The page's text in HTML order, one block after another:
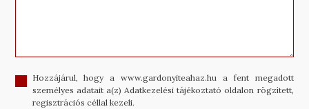
Hozzájárul, hogy a www.gardonyiteahaz.hu a fent megadott
személyes adatait a(z) Adatkezelési tájékoztató oldalon rögzített,
regisztrációs céllal kezeli.